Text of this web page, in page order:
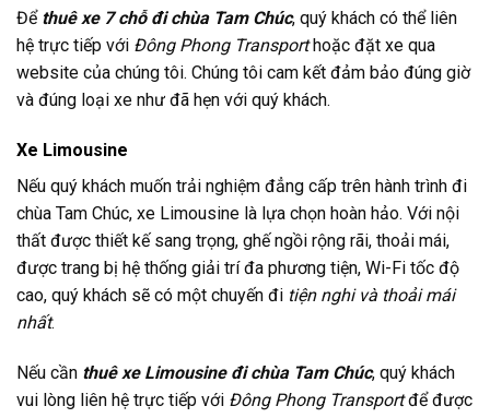
Để thuê xe 7 chỗ đi chùa Tam Chúc, quý khách có thể liên
hệ trực tiếp với Đông Phong Transporthoặc đặt xe qua
website của chúng tôi. Chúng tôi cam kết đảm bảo đúng giờ
và đúng loại xe như đã hẹn với quý khách.
Xe Limousine
Nếu quý khách muốn trải nghiệm đẳng cấp trên hành trình đi
chùa Tam Chúc, xe Limousine là lựa chọn hoàn hảo. Với nội
thất được thiết kế sang trọng, ghế ngồi rộng rãi, thoải mái,
được trang bị hệ thống giải trí đa phương tiện, Wi-Fi tốc độ
cao, quý khách sẽ có một chuyến đi tiện nghi và thoải mái
nhất.
Nếu cần thuê xe Limousine đi chùa Tam Chúc, quý khách
vui lòng liên hệ trực tiếp với Đông Phong Transportđể được